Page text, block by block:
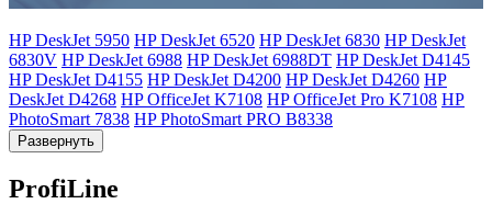
HP DeskJet 5950 HP DeskJet 6520 HP DeskJet 6830 HP DeskJet
6830V HP DeskJet 6988 HP DeskJet 6988DT HP DeskJet D4145
HP DeskJet D4155 HP DeskJet D4200 HP DeskJet D4260 HP
DeskJet D4268 HP OfficeJet K7108 HP OfficeJet Pro K7108 HP
PhotoSmart 7838 HP PhotoSmart PRO B8338
Развернуть
ProfiLine